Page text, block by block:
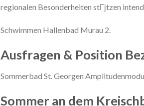
regionalen Besonderheiten stГјtzen
Schwimmen Hallenbad Murau 2.
Ausfragen & Position
Sommerbad St. Georgen
Sommer an dem